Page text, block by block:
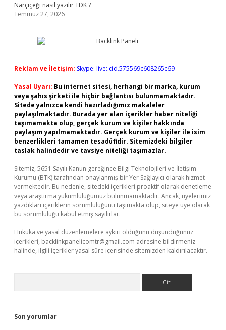
Narçiçeği nasıl yazılır TDK ?
Temmuz 27, 2026
Reklam ve İletişim: Skype: live:.cid.575569c608265c69
Yasal Uyarı: Bu internet sitesi, herhangi bir marka, kurum
veya şahıs şirketi ile hiçbir bağlantısı bulunmamaktadır.
Sitede yalnızca kendi hazırladığımız makaleler
paylaşılmaktadır. Burada yer alan içerikler haber niteliği
taşımamakta olup, gerçek kurum ve kişiler hakkında
paylaşım yapılmamaktadır. Gerçek kurum ve kişiler ile isim
benzerlikleri tamamen tesadüfidir. Sitemizdeki bilgiler
taslak halindedir ve tavsiye niteliği taşımazlar.
Sitemiz, 5651 Sayılı Kanun gereğince Bilgi Teknolojileri ve İletişim
Kurumu (BTK) tarafından onaylanmış bir Yer Sağlayıcı olarak hizmet
vermektedir. Bu nedenle, sitedeki içerikleri proaktif olarak denetleme
veya araştırma yükümlülüğümüz bulunmamaktadır. Ancak, üyelerimiz
yazdıkları içeriklerin sorumluluğunu taşımakta olup, siteye üye olarak
bu sorumluluğu kabul etmiş sayılırlar.
Hukuka ve yasal düzenlemelere aykırı olduğunu düşündüğünüz
içerikleri, backlinkpanelicomtr@gmail.com adresine bildirmeniz
halinde, ilgili içerikler yasal süre içerisinde sitemizden kaldırılacaktır.
Son yorumlar